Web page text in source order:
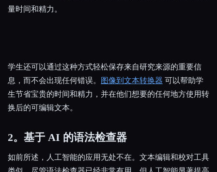
量时间和精力。
学生还可以通过这种方式轻松保存来自研究来源的重要信
息，而不会出现任何错误。
图像到文本转换器 可以帮助学
生节省宝贵的时间和精力，并在他们想要的任何地方使用转
换后的可编辑文本。
2。基于 AI 的语法检查器
如前所述，人工智能的应用无处不在。文本编辑和校对工具